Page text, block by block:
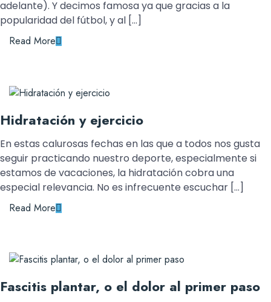
adelante). Y decimos famosa ya que gracias a la
popularidad del fútbol, y al […]
Read More
Hidratación y ejercicio
En estas calurosas fechas en las que a todos nos gusta
seguir practicando nuestro deporte, especialmente si
estamos de vacaciones, la hidratación cobra una
especial relevancia. No es infrecuente escuchar […]
Read More
Fascitis plantar, o el dolor al primer paso